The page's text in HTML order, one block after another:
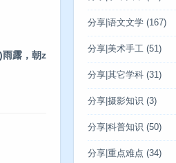
雨露，朝z
分享|语文文学 (167)
分享|美术手工 (51)
分享|其它学科 (31)
分享|摄影知识 (3)
分享|科普知识 (50)
分享|重点难点 (34)